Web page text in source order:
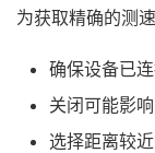
为获取精确的测
确保设备已
关闭可能影
选择距离较